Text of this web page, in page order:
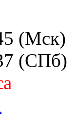
(Мск)
(СПб)